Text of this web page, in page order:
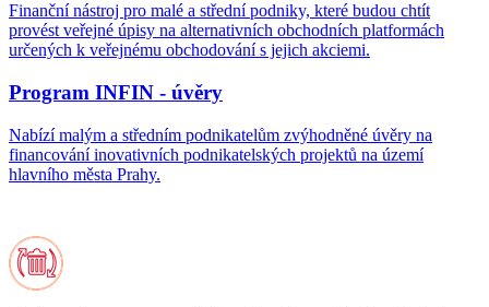
Finanční nástroj pro malé a střední podniky, které budou chtít
provést veřejné úpisy na alternativních obchodních platformách
určených k veřejnému obchodování s jejich akciemi.
Program INFIN - úvěry
Nabízí malým a středním podnikatelům zvýhodněné úvěry na
financování inovativních podnikatelských projektů na území
hlavního města Prahy.